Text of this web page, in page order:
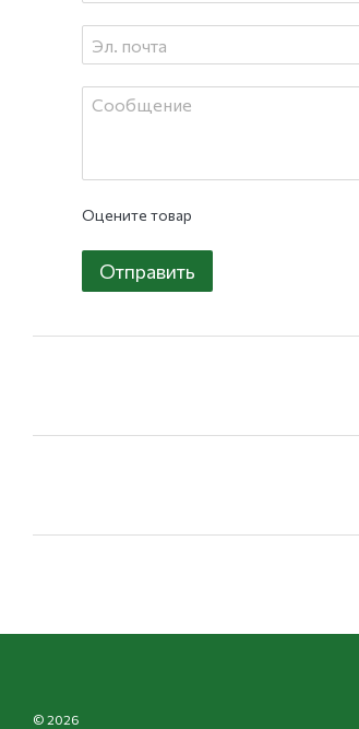
Оцените товар
Отправить
© 2026